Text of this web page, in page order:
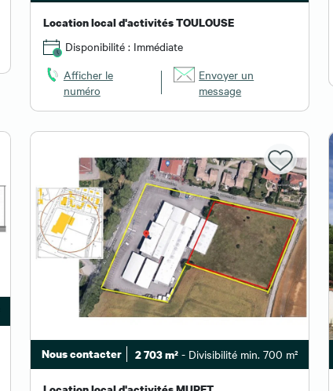
Location local d'activités TOULOUSE
Disponibilité : Immédiate
Afficher le
numéro
Envoyer un
message
Nous contacter 2 703 m² - Divisibilité min. 700 m²